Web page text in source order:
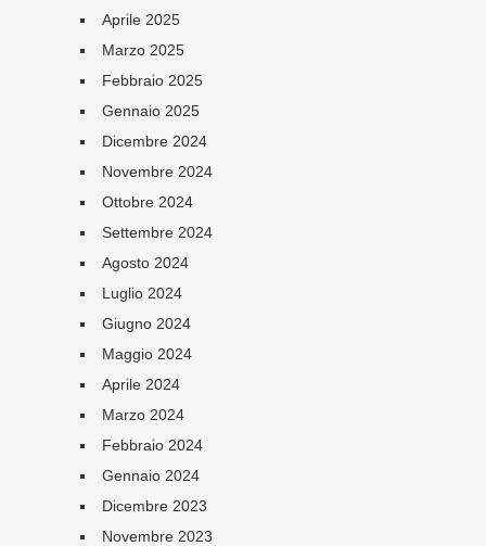
Aprile 2025
Marzo 2025
Febbraio 2025
Gennaio 2025
Dicembre 2024
Novembre 2024
Ottobre 2024
Settembre 2024
Agosto 2024
Luglio 2024
Giugno 2024
Maggio 2024
Aprile 2024
Marzo 2024
Febbraio 2024
Gennaio 2024
Dicembre 2023
Novembre 2023